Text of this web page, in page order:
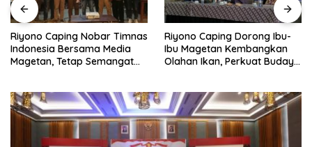
Riyono Caping Nobar Timnas
Indonesia Bersama Media
Magetan, Tetap Semangat
Riyono Caping Dorong Ibu-
Ibu Magetan Kembangkan
Olahan Ikan, Perkuat Budaya